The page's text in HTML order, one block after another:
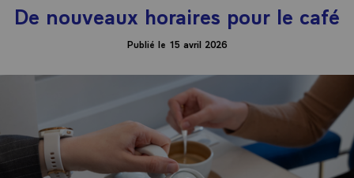
De nouveaux horaires pour le café
Publié le 15 avril 2026